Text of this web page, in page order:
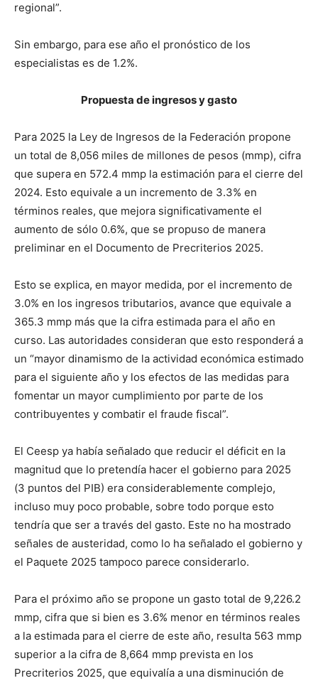
regional”.
Sin embargo, para ese año el pronóstico de los
especialistas es de 1.2%.
Propuesta de ingresos y gasto
Para 2025 la Ley de Ingresos de la Federación propone
un total de 8,056 miles de millones de pesos (mmp), cifra
que supera en 572.4 mmp la estimación para el cierre del
2024. Esto equivale a un incremento de 3.3% en
términos reales, que mejora significativamente el
aumento de sólo 0.6%, que se propuso de manera
preliminar en el Documento de Precriterios 2025.
Esto se explica, en mayor medida, por el incremento de
3.0% en los ingresos tributarios, avance que equivale a
365.3 mmp más que la cifra estimada para el año en
curso. Las autoridades consideran que esto responderá a
un “mayor dinamismo de la actividad económica estimado
para el siguiente año y los efectos de las medidas para
fomentar un mayor cumplimiento por parte de los
contribuyentes y combatir el fraude fiscal”.
El Ceesp ya había señalado que reducir el déficit en la
magnitud que lo pretendía hacer el gobierno para 2025
(3 puntos del PIB) era considerablemente complejo,
incluso muy poco probable, sobre todo porque esto
tendría que ser a través del gasto. Este no ha mostrado
señales de austeridad, como lo ha señalado el gobierno y
el Paquete 2025 tampoco parece considerarlo.
Para el próximo año se propone un gasto total de 9,226.2
mmp, cifra que si bien es 3.6% menor en términos reales
a la estimada para el cierre de este año, resulta 563 mmp
superior a la cifra de 8,664 mmp prevista en los
Precriterios 2025, que equivalía a una disminución de